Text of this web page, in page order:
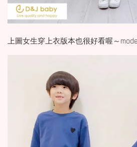
上圖女生穿上衣版本也很好看喔～